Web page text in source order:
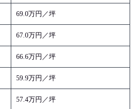
69.0万円／坪
67.0万円／坪
66.6万円／坪
59.9万円／坪
57.4万円／坪